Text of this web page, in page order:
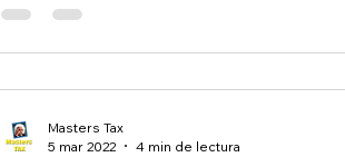
Masters Tax
5 mar 2022
4 min de lectura